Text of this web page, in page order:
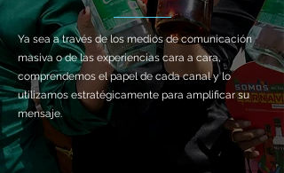
Ya sea a través de los medios de comunicación
masiva o de las experiencias cara a cara,
comprendemos el papel de cada canal y lo
utilizamos estratégicamente para amplificar su
mensaje.